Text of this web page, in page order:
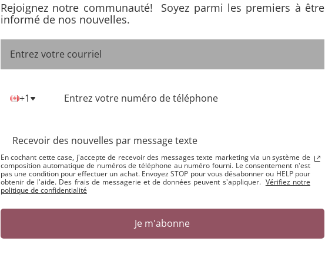
Rejoignez notre communauté! Soyez parmi les premiers à être
informé de nos nouvelles.
+1
Recevoir des nouvelles par message texte
En cochant cette case, j'accepte de recevoir des messages texte marketing via un système de
composition automatique de numéros de téléphone au numéro fourni. Le consentement n'est
pas une condition pour effectuer un achat. Envoyez STOP pour vous désabonner ou HELP pour
obtenir de l'aide. Des frais de messagerie et de données peuvent s'appliquer. Vérifiez notre
politique de confidentialité
Je m'abonne